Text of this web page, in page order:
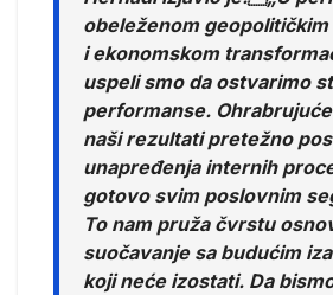
obeleženom geopolitičkim
i ekonomskom
uspeli smo da ostvarimo
performanse.
naši rezultati pretežno
unapređenja internih
gotovo svim poslovnim
To nam pruža čvrstu
suočavanje sa budućim
koji neće izostati. Da